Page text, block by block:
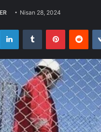
Nisan 28, 2024
LinkedInTumblr Pinterest